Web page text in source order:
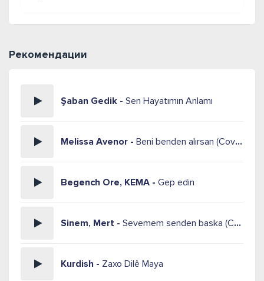
Рекомендации
Şaban Gedik - Sen Hayatımın Anlamı
Melissa Avenor - Beni benden alırsan (Cover)
Begench Ore, KEMA - Gep edin
Sinem, Mert - Sevemem senden baska (Cover)
Kurdish - Zaxo Dilê Maya